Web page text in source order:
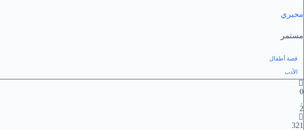
محبري
مستمر
قصة أطفال
الأدب
0
2
321